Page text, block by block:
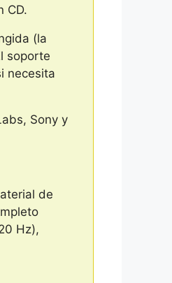
CD.
(la
soporte
necesita
Sony y
de
Hz),